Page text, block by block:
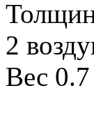
2
Вес 0.7